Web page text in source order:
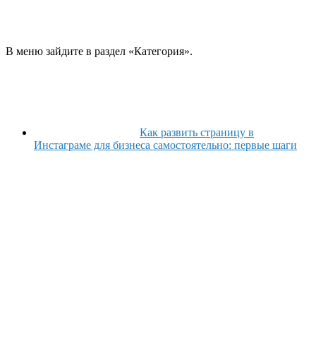
В меню зайдите в раздел «Категория».
Как развить страницу в
Инстаграме для бизнеса самостоятельно: первые шаги